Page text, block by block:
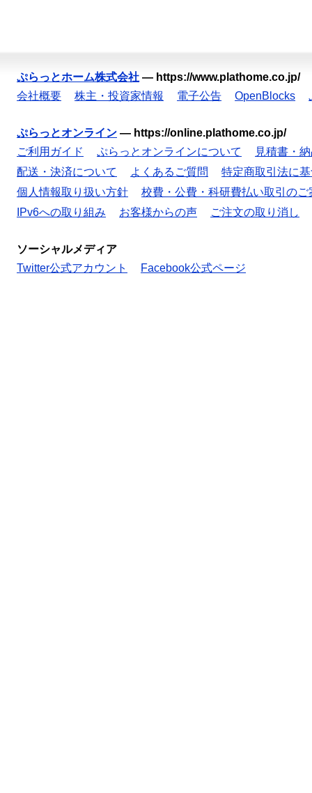
ぷらっとホーム株式会社 — https://www.plathome.co.jp/
会社概要
株主・投資家情報 電子公告 OpenBlocks
ぷらっとオンライン — https://online.plathome.co.jp/
ご利用ガイド
ぷらっとオンラインについて
見積書・
配送・決済について
よくあるご質問
特定商取引法に
個人情報取り扱い方針
校費・公費・科研費払い取引のご
IPv6への取り組み
お客様からの声 ご注文の取り消し
ソーシャルメディア
Twitter公式アカウント
Facebook公式ページ